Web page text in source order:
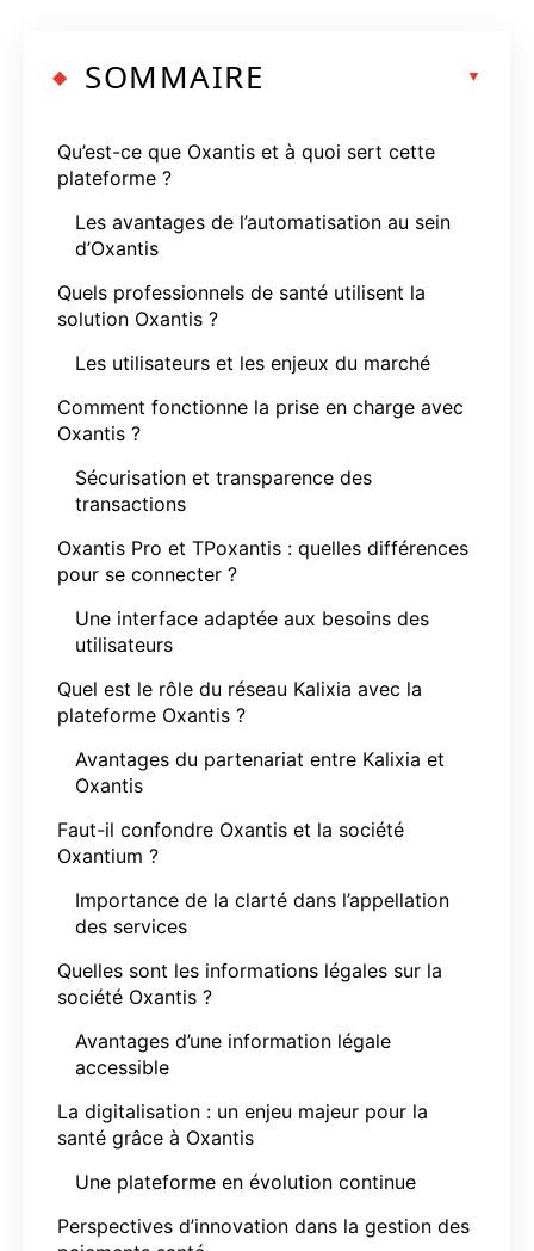
SOMMAIRE
Qu’est-ce que Oxantis et à quoi sert cette
plateforme ?
Les avantages de l’automatisation au sein
d’Oxantis
Quels professionnels de santé utilisent la
solution Oxantis ?
Les utilisateurs et les enjeux du marché
Comment fonctionne la prise en charge avec
Oxantis ?
Sécurisation et transparence des
transactions
Oxantis Pro et TPoxantis : quelles différences
pour se connecter ?
Une interface adaptée aux besoins des
utilisateurs
Quel est le rôle du réseau Kalixia avec la
plateforme Oxantis ?
Avantages du partenariat entre Kalixia et
Oxantis
Faut-il confondre Oxantis et la société
Oxantium ?
Importance de la clarté dans l’appellation
des services
Quelles sont les informations légales sur la
société Oxantis ?
Avantages d’une information légale
accessible
La digitalisation : un enjeu majeur pour la
santé grâce à Oxantis
Une plateforme en évolution continue
Perspectives d’innovation dans la gestion des